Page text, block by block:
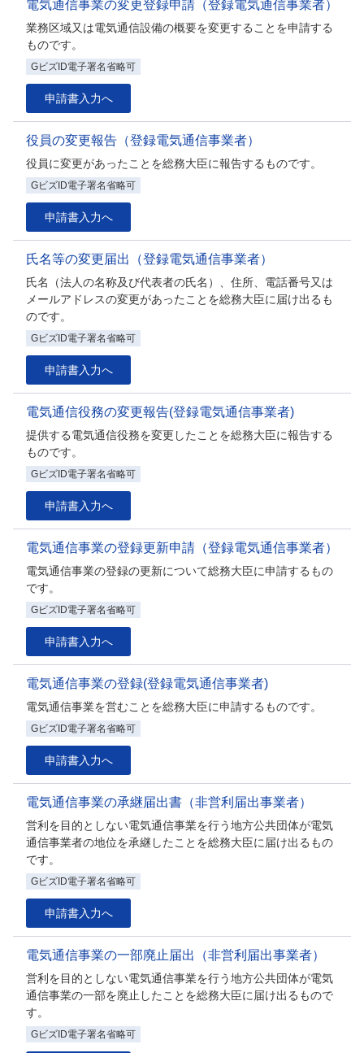
電気通信事業の変更登録申請（登録電気通信事業者）
業務区域又は電気通信設備の概要を変更することを申請する
ものです。
GビズID電子署名省略可
申請書入力へ
役員の変更報告（登録電気通信事業者）
役員に変更があったことを総務大臣に報告するものです。
GビズID電子署名省略可
申請書入力へ
氏名等の変更届出（登録電気通信事業者）
氏名（法人の名称及び代表者の氏名）、住所、電話番号又は
メールアドレスの変更があったことを総務大臣に届け出るも
のです。
GビズID電子署名省略可
申請書入力へ
電気通信役務の変更報告(登録電気通信事業者)
提供する電気通信役務を変更したことを総務大臣に報告する
ものです。
GビズID電子署名省略可
申請書入力へ
電気通信事業の登録更新申請（登録電気通信事業者）
電気通信事業の登録の更新について総務大臣に申請するもの
です。
GビズID電子署名省略可
申請書入力へ
電気通信事業の登録(登録電気通信事業者)
電気通信事業を営むことを総務大臣に申請するものです。
GビズID電子署名省略可
申請書入力へ
電気通信事業の承継届出書（非営利届出事業者）
営利を目的としない電気通信事業を行う地方公共団体が電気
通信事業者の地位を承継したことを総務大臣に届け出るもの
です。
GビズID電子署名省略可
申請書入力へ
電気通信事業の一部廃止届出（非営利届出事業者）
営利を目的としない電気通信事業を行う地方公共団体が電気
通信事業の一部を廃止したことを総務大臣に届け出るもので
す。
GビズID電子署名省略可